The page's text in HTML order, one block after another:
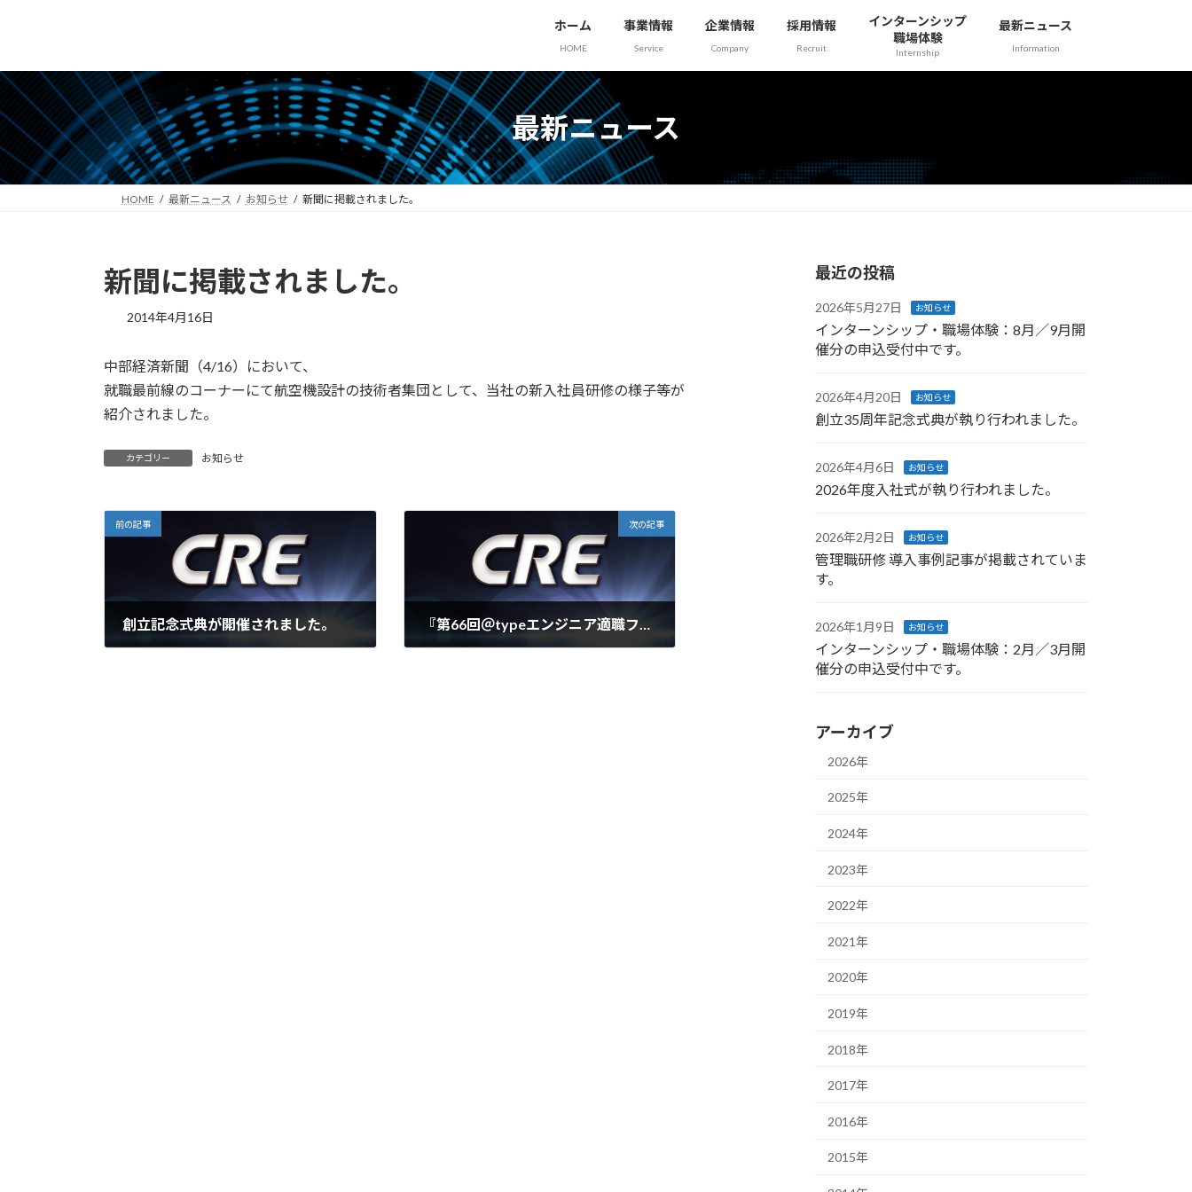
ン
ツ
へ
ス
キ
ッ
ー
シ
ョ
ン
に
移
ホーム
HOME
事業情報
Service
企業情報
Company
採用情報
Recruit
インターンシップ
職場体験
Internship
最新ニュース
Information
最新ニュース
HOME 最新ニュース お知らせ 新聞に掲載されました。
新聞に掲載されました。
2014年4月16日
中部経済新聞（4/16）において、
就職最前線のコーナーにて航空機設計の技術者集団として、当社の新入社員研修の様子等が
紹介されました。
カテゴリー お知らせ
前の記事
創立記念式典が開催されました。
次の記事
『第66回＠typeエンジニア適職フェア』に参加しました。
最近の投稿
2026年5月27日 お知らせ
インターンシップ・職場体験：8月／9月開
催分の申込受付中です。
2026年4月20日 お知らせ
創立35周年記念式典が執り行われました。
2026年4月6日 お知らせ
2026年度入社式が執り行われました。
2026年2月2日 お知らせ
管理職研修 導入事例記事が掲載されていま
す。
2026年1月9日 お知らせ
インターンシップ・職場体験：2月／3月開
催分の申込受付中です。
アーカイブ
2026年
2025年
2024年
2023年
2022年
2021年
2020年
2019年
2018年
2017年
2016年
2015年